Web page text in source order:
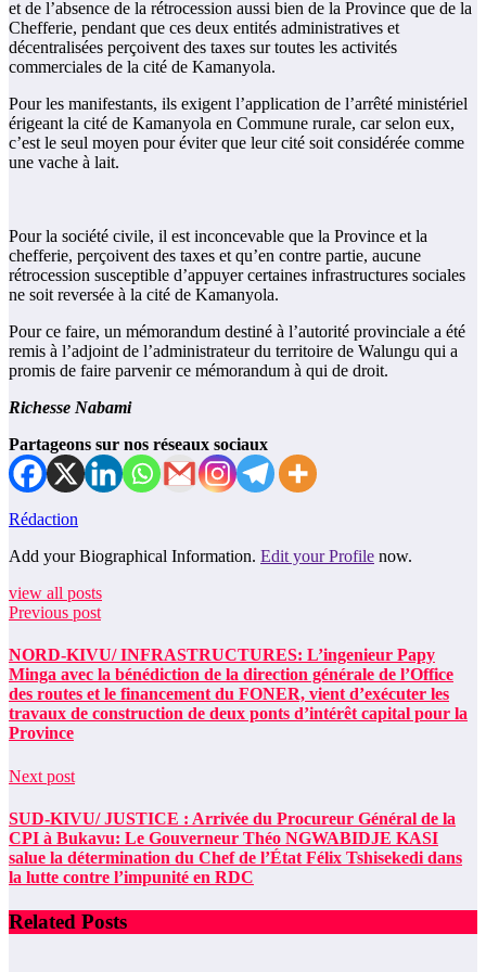
et de l’absence de la rétrocession aussi bien de la Province que de la
Chefferie, pendant que ces deux entités administratives et
décentralisées perçoivent des taxes sur toutes les activités
commerciales de la cité de Kamanyola.
Pour les manifestants, ils exigent l’application de l’arrêté ministériel
érigeant la cité de Kamanyola en Commune rurale, car selon eux,
c’est le seul moyen pour éviter que leur cité soit considérée comme
une vache à lait.
Pour la société civile, il est inconcevable que la Province et la
chefferie, perçoivent des taxes et qu’en contre partie, aucune
rétrocession susceptible d’appuyer certaines infrastructures sociales
ne soit reversée à la cité de Kamanyola.
Pour ce faire, un mémorandum destiné à l’autorité provinciale a été
remis à l’adjoint de l’administrateur du territoire de Walungu qui a
promis de faire parvenir ce mémorandum à qui de droit.
Richesse Nabami
Partageons sur nos réseaux sociaux
Rédaction
Add your Biographical Information. Edit your Profile now.
view all posts
Previous post
NORD-KIVU/ INFRASTRUCTURES: L’ingenieur Papy
Minga avec la bénédiction de la direction générale de l’Office
des routes et le financement du FONER, vient d’exécuter les
travaux de construction de deux ponts d’intérêt capital pour la
Province
Next post
SUD-KIVU/ JUSTICE : Arrivée du Procureur Général de la
CPI à Bukavu: Le Gouverneur Théo NGWABIDJE KASI
salue la détermination du Chef de l’État Félix Tshisekedi dans
la lutte contre l’impunité en RDC
Related Posts